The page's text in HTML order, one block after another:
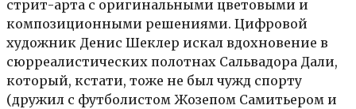
стрит-арта с оригинальными цветовыми и
композиционными решениями. Цифровой
художник Денис Шеклер искал вдохновение в
сюрреалистических полотнах Сальвадора Дали,
который, кстати, тоже не был чужд спорту
(дружил с футболистом Жозепом Самитьером и